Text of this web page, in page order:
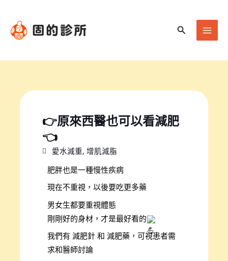
內
搜
👉原來西醫也可以看減肥
👈
愛水減重, 增肌減脂
肥胖也是一種慢性疾病
現在不重視，以後要吃更多藥
男女生都要重視體態
剛剛好的身材，才是最好看的
我們有 減肥針 和 減肥藥，可視患者需
求和醫師討論